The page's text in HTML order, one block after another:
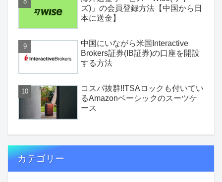
ズ)」の会員登録方法【中国から日
本に送金】
中国にいながら米国Interactive
Brokers証券(IB証券)の口座を開設
する方法
コスパ抜群!!TSAロックも付いてい
るAmazonベーシックのスーツケ
ース
カテゴリー